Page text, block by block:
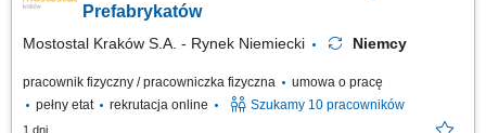
Obsługa maszyn i urządzeń stolarskich; Obróbka oraz wykańczanie
Prefabrykatów
Mostostal Kraków S.A. - Rynek Niemiecki Niemcy
pracownik fizyczny / pracowniczka fizyczna
umowa o pracę
pełny etat
rekrutacja online Szukamy 10 pracowników
1 dni